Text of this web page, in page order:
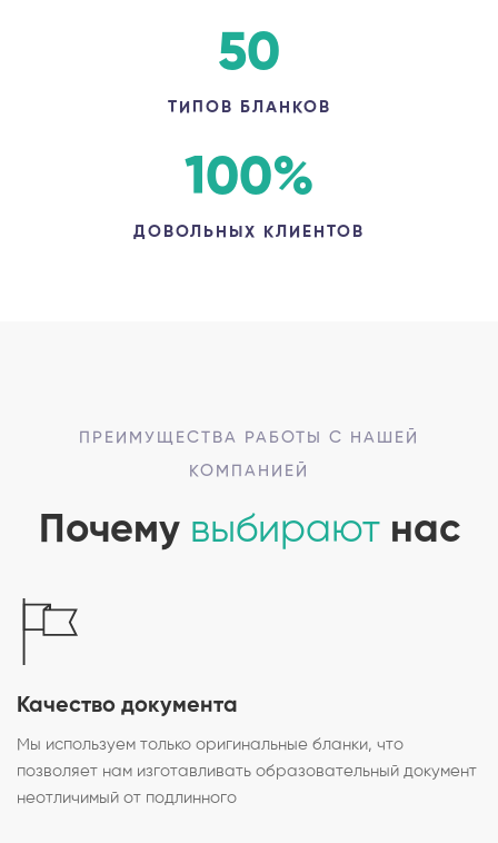
50
ТИПОВ БЛАНКОВ
100%
ДОВОЛЬНЫХ КЛИЕНТОВ
ПРЕИМУЩЕСТВА РАБОТЫ С НАШЕЙ
КОМПАНИЕЙ
Почему выбираютнас
Качество документа
Мы используем только оригинальные бланки, что
позволяет нам изготавливать образовательный документ
неотличимый от подлинного